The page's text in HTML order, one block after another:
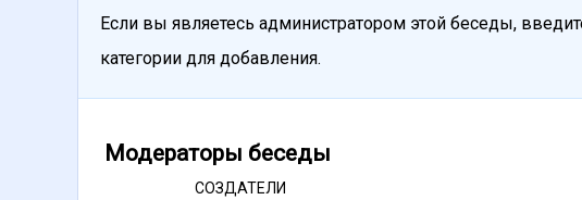
Если вы являетесь администратором этой беседы,
категории для добавления.
Модераторы беседы
СОЗДАТЕЛИ